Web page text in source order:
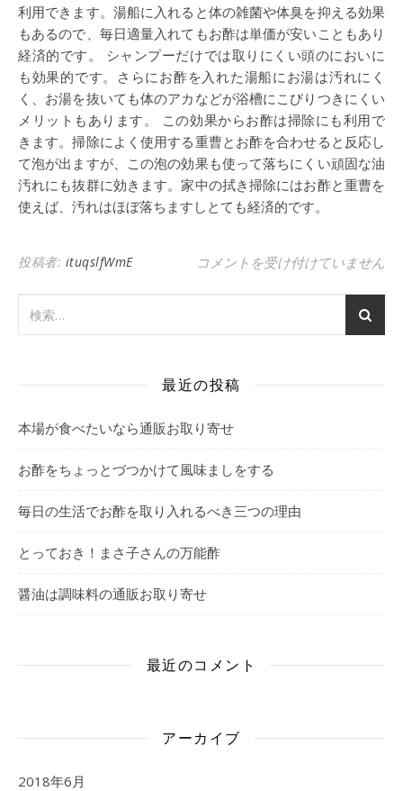
利用できます。湯船に入れると体の雑菌や体臭を抑える効果
もあるので、毎日適量入れてもお酢は単価が安いこともあり
経済的です。 シャンプーだけでは取りにくい頭のにおいに
も効果的です。さらにお酢を入れた湯船にお湯は汚れにく
く、お湯を抜いても体のアカなどが浴槽にこびりつきにくい
メリットもあります。 この効果からお酢は掃除にも利用で
きます。掃除によく使用する重曹とお酢を合わせると反応し
て泡が出ますが、この泡の効果も使って落ちにくい頑固な油
汚れにも抜群に効きます。家中の拭き掃除にはお酢と重曹を
使えば、汚れはほぼ落ちますしとても経済的です。
投稿者: ituqslfWmE お酢には高い殺菌効果と消臭効
コメントを受け付けていません
最近の投稿
本場が食べたいなら通販お取り寄せ
お酢をちょっとづつかけて風味ましをする
毎日の生活でお酢を取り入れるべき三つの理由
とっておき！まさ子さんの万能酢
醤油は調味料の通販お取り寄せ
最近のコメント
アーカイブ
2018年6月